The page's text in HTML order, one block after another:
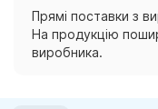
Прямі поставки з
На продукцію
виробника.